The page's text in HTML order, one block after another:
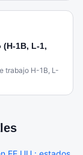
1B, L-1,
trabajo H-1B, L-